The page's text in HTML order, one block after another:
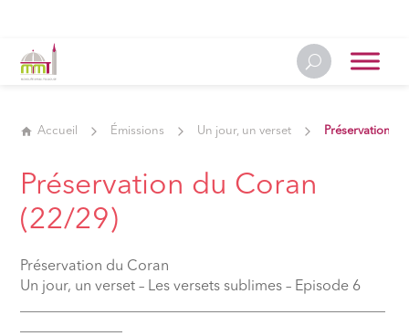
Accueil Émissions Un jour, un verset Préservation
Préservation du Coran
(22/29)
Préservation du Coran
Un jour, un verset – Les versets sublimes – Episode 6